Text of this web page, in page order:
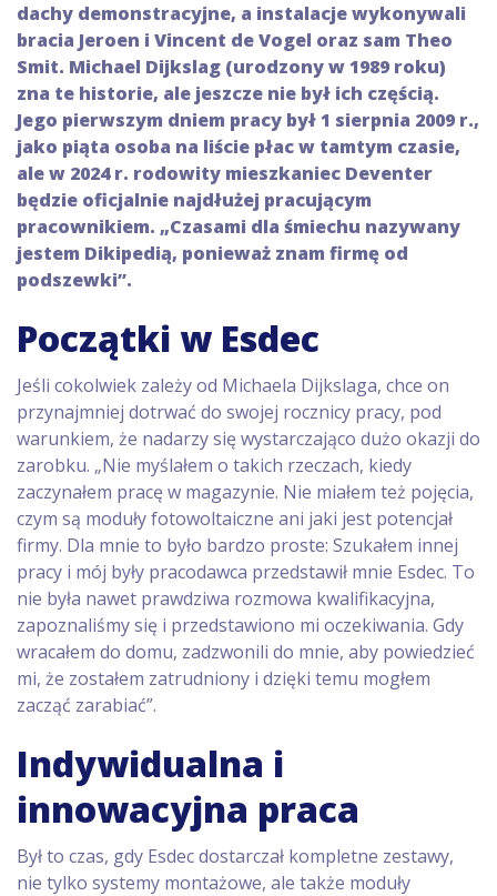
dachy demonstracyjne, a instalacje wykonywali
bracia Jeroen i Vincent de Vogel oraz sam Theo
Smit. Michael Dijkslag (urodzony w 1989 roku)
zna te historie, ale jeszcze nie był ich częścią.
Jego pierwszym dniem pracy był 1 sierpnia 2009 r.,
jako piąta osoba na liście płac w tamtym czasie,
ale w 2024 r. rodowity mieszkaniec Deventer
będzie oficjalnie najdłużej pracującym
pracownikiem. „Czasami dla śmiechu nazywany
jestem Dikipedią, ponieważ znam firmę od
podszewki”.
Początki w Esdec
Jeśli cokolwiek zależy od Michaela Dijkslaga, chce on
przynajmniej dotrwać do swojej rocznicy pracy, pod
warunkiem, że nadarzy się wystarczająco dużo okazji do
zarobku. „Nie myślałem o takich rzeczach, kiedy
zaczynałem pracę w magazynie. Nie miałem też pojęcia,
czym są moduły fotowoltaiczne ani jaki jest potencjał
firmy. Dla mnie to było bardzo proste: Szukałem innej
pracy i mój były pracodawca przedstawił mnie Esdec. To
nie była nawet prawdziwa rozmowa kwalifikacyjna,
zapoznaliśmy się i przedstawiono mi oczekiwania. Gdy
wracałem do domu, zadzwonili do mnie, aby powiedzieć
mi, że zostałem zatrudniony i dzięki temu mogłem
zacząć zarabiać”.
Indywidualna i
innowacyjna praca
Był to czas, gdy Esdec dostarczał kompletne zestawy,
nie tylko systemy montażowe, ale także moduły